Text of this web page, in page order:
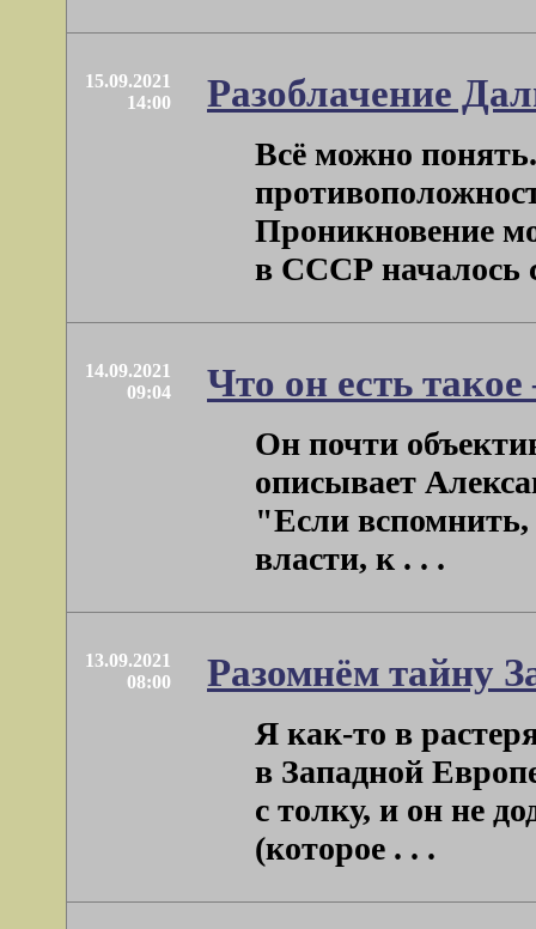
15.09.2021
14:00
Разоблачение
Всё можно
Проникновение
в СССР началось
14.09.2021
09:04
Что он есть
Он почти
описывает
"Если
власти, к . . .
13.09.2021
08:00
Разомнём тайну
Я как-то в
в Западной
с толку, и он не
(которое . . .